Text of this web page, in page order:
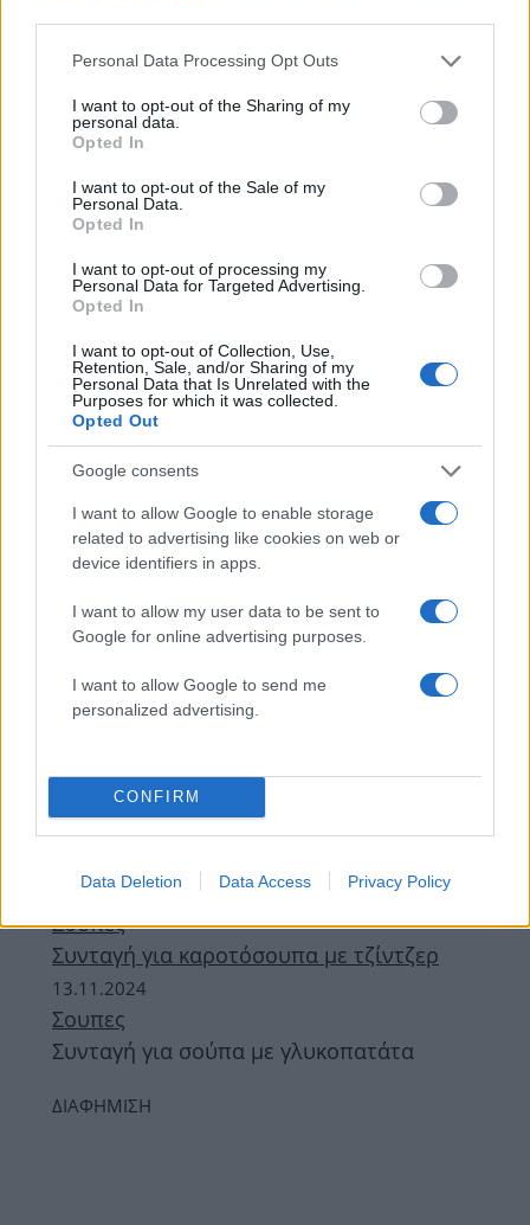
Please note that this website/app uses one or more Google
not limited to your visit or usage behaviour. You may click to
grant or deny consent to Google and its third-party tags to
use your data for below specified purposes in below Google
consent section.
Personal Data Processing Opt Outs
I want to opt-out of the Sharing of my
personal data.
Opted In
I want to opt-out of the Sale of my
Personal Data.
Opted In
I want to opt-out of processing my
Personal Data for Targeted Advertising.
Opted In
I want to opt-out of Collection, Use,
Retention, Sale, and/or Sharing of my
Personal Data that Is Unrelated with the
Purposes for which it was collected.
Opted Out
Google consents
I want to allow Google to enable storage
related to advertising like cookies on web or
device identifiers in apps.
I want to allow my user data to be sent to
Google for online advertising purposes.
I want to allow Google to send me
personalized advertising.
CONFIRM
Data Deletion Data Access Privacy Policy
21.01.2025
Σουπες
Συνταγή για βελουτέ σούπα με πατάτες
ΔΙΑΦΗΜΙΣΗ
Σουπες
Συνταγή για σούπα με γλυκοπατάτα και
τζίντζερ
Σουπες
Σουπες
Συνταγή για βελουτέ σούπα με πατάτα
19.11.2024byΔημητρα Γκασιαμη
Σουπες
Συνταγή για καροτόσουπα με τζίντζερ
13.11.2024
Σουπες
Συνταγή για σούπα με γλυκοπατάτα
ΔΙΑΦΗΜΙΣΗ